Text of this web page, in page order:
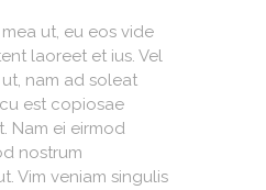
ut, eu eos vide
laoreet et ius. Vel
nam ad soleat
est copiosae
Nam ei eirmod
nostrum
Vim veniam singulis